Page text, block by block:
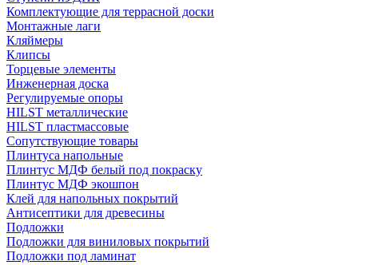
Комплектующие для террасной доски
Монтажные лаги
Кляймеры
Клипсы
Торцевые элементы
Инженерная доска
Регулируемые опоры
HILST металлические
HILST пластмассовые
Сопутствующие товары
Плинтуса напольные
Плинтус МДФ белый под покраску
Плинтус МДФ экошпон
Клей для напольных покрытий
Антисептики для древесины
Подложки
Подложки для виниловых покрытий
Подложки под ламинат